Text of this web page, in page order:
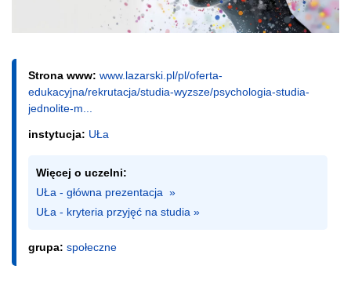
Strona www: www.lazarski.pl/pl/oferta-
edukacyjna/rekrutacja/studia-wyzsze/psychologia-studia-
jednolite-m...
instytucja: UŁa
Więcej o uczelni:
UŁa - główna prezentacja  »
UŁa - kryteria przyjęć na studia »
grupa: społeczne